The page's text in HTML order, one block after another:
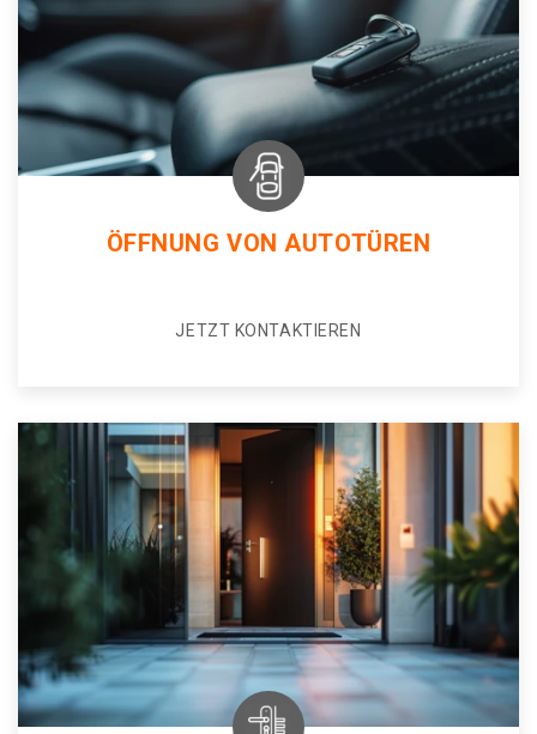
ÖFFNUNG VON AUTOTÜREN
JETZT KONTAKTIEREN